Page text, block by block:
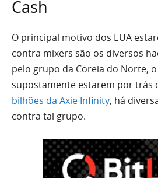
Cash
O principal motivo dos EUA
contra mixers são os diversos
pelo grupo da Coreia do Norte,
supostamente estarem por trás
bilhões da Axie Infinity, há
contra tal grupo.